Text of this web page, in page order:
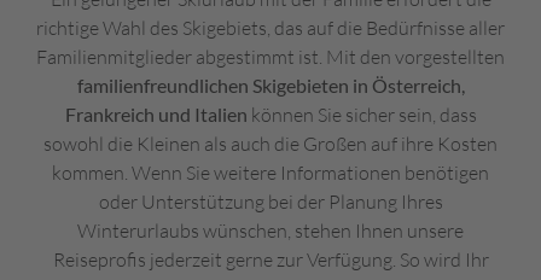
vonSkischulen, Pisten und Restaurantsbefinden, um
den Alltag so einfach und angenehm wie möglich zu
gestalten.Viele familienfreundliche Hotels bieten
umfassenden Service, indem sieLeihmaterialienwie
Skier, Snowboards und Skischuhe in der Nähe
bereitstellen und zudem die Möglichkeit zur Buchung
spezieller Kinder-Ausrüstung anbieten.Durch die
Wahl einer solchen Unterkunft stellen Sie sicher, dass
sich die ganze Familie rundum wohlfühlt und der
richtige Wahl des Skigebiets, das auf die Bedürfnisse aller
Familienmitglieder abgestimmt ist. Mit den vorgestellten
familienfreundlichen Skigebieten in Österreich,
Frankreich und Italien können Sie sicher sein, dass
sowohl die Kleinen als auch die Großen auf ihre Kosten
kommen. Wenn Sie weitere Informationen benötigen
oder Unterstützung bei der Planung Ihres
Winterurlaubs wünschen, stehen Ihnen unsere
Reiseprofis jederzeit gerne zur Verfügung. So wird Ihr